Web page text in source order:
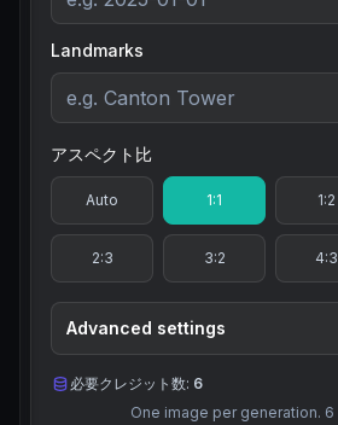
Landmarks
アスペクト比
Auto 1:1 1:2
2:3 3:2 4:3
Advanced settings
必要クレジット数: 6
One image per generation. 6